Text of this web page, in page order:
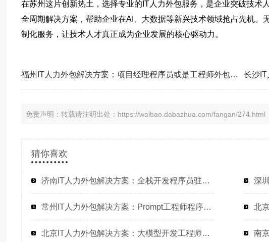
在苏州这片创新热土，选择专业的IT人力外包服务，是企业突破技术
全周期解决方案，帮助企业在AI、大数据等新兴技术领域抢占先机。
制化服务，让技术人才真正成为企业发展的核心驱动力。
福州IT人力外包解决方案：项目经理程序员或是工程师外包服务，破解企业技术人才难题
免责声明：转载请注明出处：https://waibao.dabazhua.com/fangan/274.html
猜你喜欢
济南IT人力外包解决方案：全栈开发程序员驻场，解决企业招聘难题
常州IT人力外包解决方案：Prompt工程师程序员驻场开发高效匹配
北京IT人力外包解决方案：大模型开发工程师程序员或是工程师人力外包的高效选择